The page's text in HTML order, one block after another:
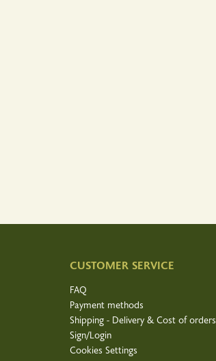
CUSTOMER SERVICE
FAQ
Payment methods
Shipping - Delivery & Cost of orders
Sign/Login
Cookies Settings